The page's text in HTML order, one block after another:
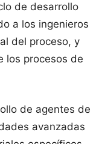
de desarrollo
a los ingenieros
del proceso, y
los procesos de
de agentes de
avanzadas